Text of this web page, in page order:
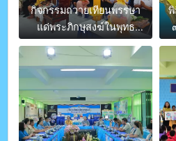
กิจกรรมถวายเทียนพรรษา
แด่พระภิกษุสงฆ์ในพุทธ
ศาสนก่อนเทศกาลเข้าพรรษ